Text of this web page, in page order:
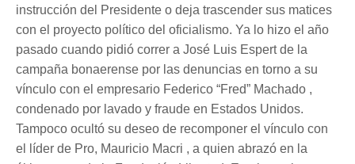
instrucción del Presidente o deja trascender sus matices
con el proyecto político del oficialismo. Ya lo hizo el año
pasado cuando pidió correr a José Luis Espert de la
campaña bonaerense por las denuncias en torno a su
vínculo con el empresario Federico “Fred” Machado ,
condenado por lavado y fraude en Estados Unidos.
Tampoco ocultó su deseo de recomponer el vínculo con
el líder de Pro, Mauricio Macri , a quien abrazó en la